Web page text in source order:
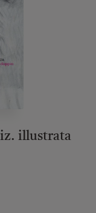
illustrata